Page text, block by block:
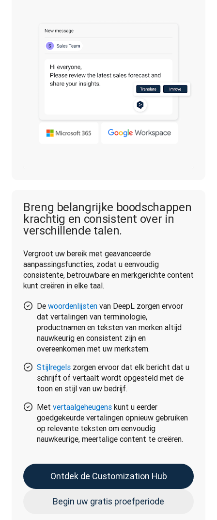
Breng belangrijke boodschappen
krachtig en consistent over in
verschillende talen.
Vergroot uw bereik met geavanceerde
aanpassingsfuncties, zodat u eenvoudig
consistente, betrouwbare en merkgerichte content
kunt creëren in elke taal.
De woordenlijsten van DeepL zorgen ervoor
dat vertalingen van terminologie,
productnamen en teksten van merken altijd
nauwkeurig en consistent zijn en
overeenkomen met uw merkstem.
Stijlregels zorgen ervoor dat elk bericht dat u
schrijft of vertaalt wordt opgesteld met de
toon en stijl van uw bedrijf.
Met vertaalgeheugens kunt u eerder
goedgekeurde vertalingen opnieuw gebruiken
op relevante teksten om eenvoudig
nauwkeurige, meertalige content te creëren.
Ontdek de Customization Hub
Begin uw gratis proefperiode